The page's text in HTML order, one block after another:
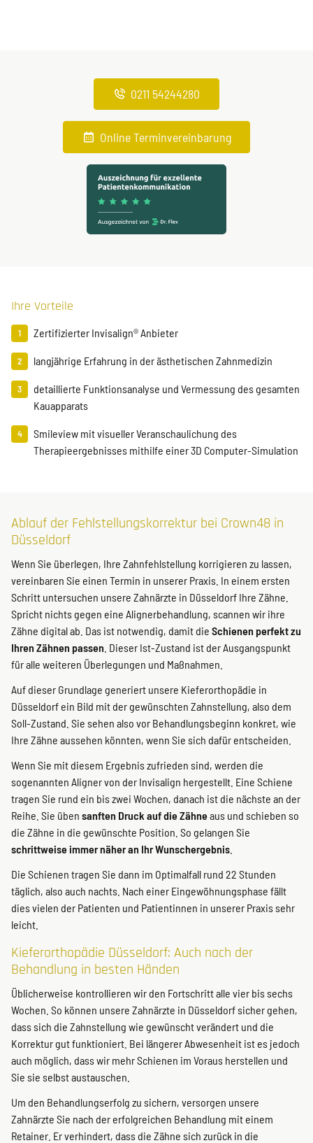
0211 54244280
Online Terminvereinbarung
Ihre Vorteile
Zertifizierter Invisalign® Anbieter
langjährige Erfahrung in der ästhetischen Zahnmedizin
detaillierte Funktionsanalyse und Vermessung des gesamten
Kauapparats
Smileview mit visueller Veranschaulichung des
Therapieergebnisses mithilfe einer 3D Computer-Simulation
Ablauf der Fehlstellungskorrektur bei Crown48 in
Düsseldorf
Wenn Sie überlegen, Ihre Zahnfehlstellung korrigieren zu lassen,
vereinbaren Sie einen Termin in unserer Praxis. In einem ersten
Schritt untersuchen unsere Zahnärzte in Düsseldorf Ihre Zähne.
Spricht nichts gegen eine Alignerbehandlung, scannen wir ihre
Zähne digital ab. Das ist notwendig, damit die Schienen perfekt zu
Ihren Zähnen passen . Dieser Ist-Zustand ist der Ausgangspunkt
für alle weiteren Überlegungen und Maßnahmen.
Auf dieser Grundlage generiert unsere Kieferorthopädie in
Düsseldorf ein Bild mit der gewünschten Zahnstellung, also dem
Soll-Zustand. Sie sehen also vor Behandlungsbeginn konkret, wie
Ihre Zähne aussehen könnten, wenn Sie sich dafür entscheiden.
Wenn Sie mit diesem Ergebnis zufrieden sind, werden die
sogenannten Aligner von der Invisalign hergestellt. Eine Schiene
tragen Sie rund ein bis zwei Wochen, danach ist die nächste an der
Reihe. Sie üben sanften Druck auf die Zähneaus und schieben so
die Zähne in die gewünschte Position. So gelangen Sie
schrittweise immer näher an Ihr Wunschergebnis
Die Schienen tragen Sie dann im Optimalfall rund 22 Stunden
täglich, also auch nachts. Nach einer Eingewöhnungsphase fällt
dies vielen der Patienten und Patientinnen in unserer Praxis sehr
leicht.
Kieferorthopädie Düsseldorf: Auch nach der
Behandlung in besten Händen
Üblicherweise kontrollieren wir den Fortschritt alle vier bis sechs
Wochen. So können unsere Zahnärzte in Düsseldorf sicher gehen,
dass sich die Zahnstellung wie gewünscht verändert und die
Korrektur gut funktioniert. Bei längerer Abwesenheit ist es jedoch
auch möglich, dass wir mehr Schienen im Voraus herstellen und
Sie sie selbst austauschen.
Um den Behandlungserfolg zu sichern, versorgen unsere
Zahnärzte Sie nach der erfolgreichen Behandlung mit einem
Retainer. Er verhindert, dass die Zähne sich zurück in die